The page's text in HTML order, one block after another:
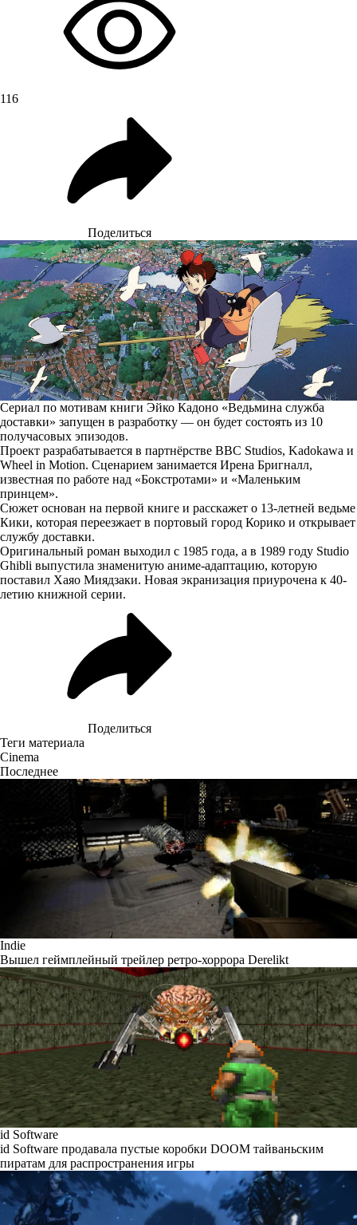
116
Поделиться
Сериал по мотивам книги Эйко Кадоно «Ведьмина служба
доставки» запущен в разработку — он будет состоять из 10
получасовых эпизодов.
Проект разрабатывается в партнёрстве BBC Studios, Kadokawa и
Wheel in Motion. Сценарием занимается Ирена Бригналл,
известная по работе над «Бокстротами» и «Маленьким
принцем».
Сюжет основан на первой книге и расскажет о 13-летней ведьме
Кики, которая переезжает в портовый город Корико и открывает
службу доставки.
Оригинальный роман выходил с 1985 года, а в 1989 году Studio
Ghibli выпустила знаменитую аниме-адаптацию, которую
поставил Хаяо Миядзаки. Новая экранизация приурочена к 40-
летию книжной серии.
Поделиться
Теги материала
Cinema
Последнее
Indie
Вышел геймплейный трейлер ретро-хоррора Derelikt
id Software
id Software продавала пустые коробки DOOM тайваньским
пиратам для распространения игры